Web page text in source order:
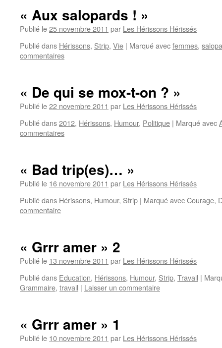
« Aux salopards ! »
Publié le25 novembre 2011 par Les Hérissons Hérissés
Publié dans Hérissons, Strip, Vie | Marqué avecfemmes,
commentaires
« De qui se mox-t-on ? »
Publié le22 novembre 2011 par Les Hérissons Hérissés
Publié dans2012, Hérissons, Humour, Politique | Marqué avec
commentaires
« Bad trip(es)… »
Publié le 16 novembre 2011 par Les Hérissons Hérissés
Publié dans Hérissons, Humour, Strip | Marqué avecCourage,
commentaire
« Grrr amer » 2
Publié le 13 novembre 2011 par Les Hérissons Hérissés
Publié dans Education, Hérissons, Humour, Strip, Travail |
Grammaire, travail | Laisser un commentaire
« Grrr amer » 1
Publié le 10 novembre 2011 par Les Hérissons Hérissés